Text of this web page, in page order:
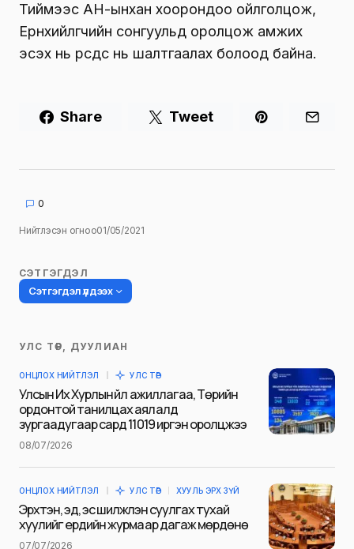
Тиймээс АН-ынхан хоорондоо ойлголцож,
Ерөнхийлөгчийн сонгуульд оролцож амжих
эсэх нь өөрсдөөс нь шалтгаалах болоод байна.
Share Tweet
0
Нийтлэсэн огноо01/05/2021
СЭТГЭГДЭЛ
Сэтгэгдэл үлдээх
Таны имэйл хаягийг нийтлэхгүй.
тэмдэглэсэн
Name
УЛС ТӨР, ДУУЛИАН
ОНЦЛОХ НИЙТЛЭЛ УЛС ТӨР
Улсын Их Хурлын үйл ажиллагаа, Төрийн
ордонтой танилцах аялалд
зургаадугаар сард 11019 иргэн оролцжээ
08/07/2026
ОНЦЛОХ НИЙТЛЭЛ УЛС ТӨР ХУУЛЬ ЭРХ ЗҮЙ
Эрхтэн, эд, эс шилжүүлэн суулгах тухай
хуулийг ердийн журмаар дагаж мөрдөнө
07/07/2026